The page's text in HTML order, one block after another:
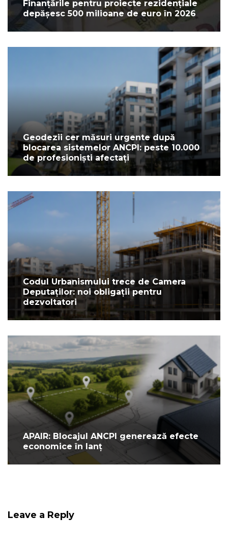
Finanțările pentru proiecte rezidențiale
depășesc 500 milioane de euro în 2026
Geodezii cer măsuri urgente după
blocarea sistemelor ANCPI: peste 10.000
de profesioniști afectați
Codul Urbanismului trece de Camera
Deputaților: noi obligații pentru
dezvoltatori
APAIR: Blocajul ANCPI generează efecte
economice în lanț
Leave a Reply